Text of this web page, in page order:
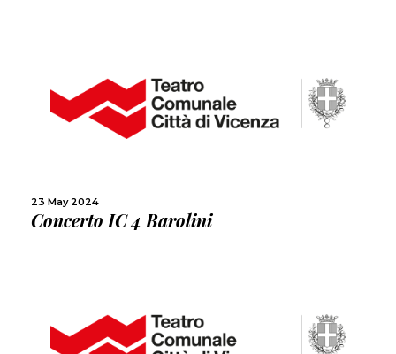
23 May 2024
Concerto IC 4 Barolini
MORE
MORE